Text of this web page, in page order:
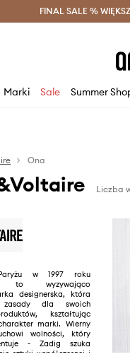
Oszczędzaj z Answear Club >
FINAL SALE %
Marki Sale Summer
Ona
Liczba
w 1997 roku
to wyzywająco
designerska, która
zasady dla swoich
kształtując
marki. Wierny
wolności, który
- Zadig szuka
sztuki współczesnej i